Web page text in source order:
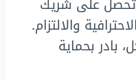
والالتزام.
بادر بحماية